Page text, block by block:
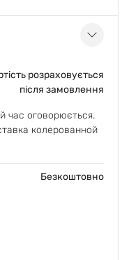
розраховується
після замовлення
час оговорюється.
колерованной
Безкоштовно